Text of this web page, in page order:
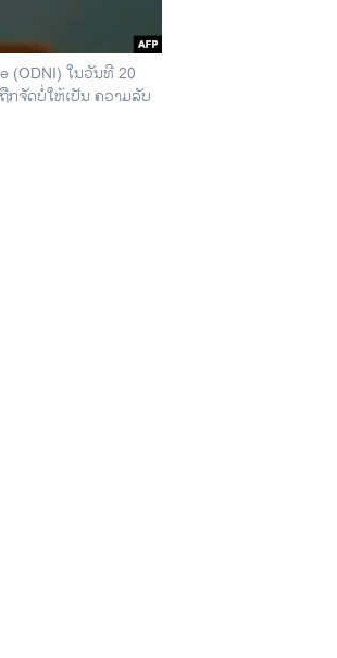
(ODNI) ໃນວັນທີ 20
ກຈັດ​ບໍ່​​ໃຫ້​ເປັນ ຄວາມ​ລັບ